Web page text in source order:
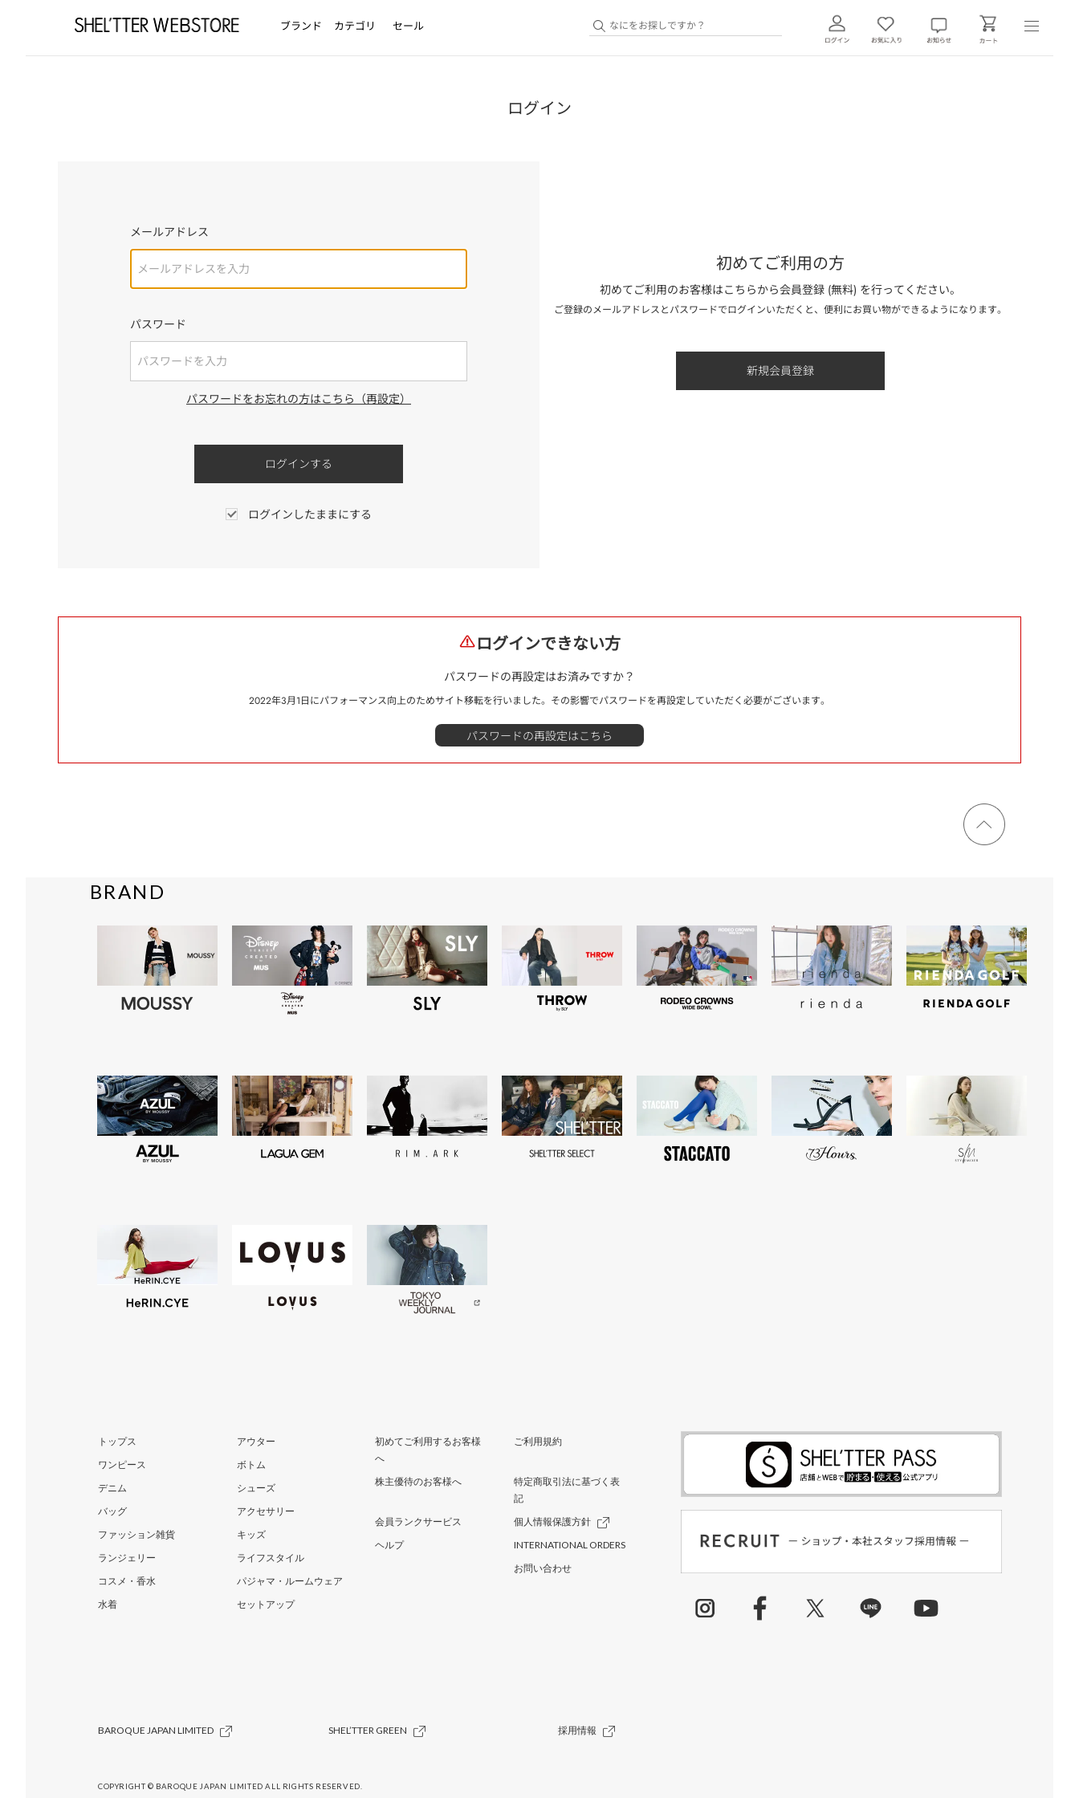
ブランド カテゴリ セール
ログイン
メールアドレス
パスワード
パスワードをお忘れの方はこちら（再設定）
ログインしたままにする
初めてご利用の方
初めてご利用のお客様はこちらから会員登録 (無料) を行ってください。
ご登録のメールアドレスとパスワードでログインいただくと、便利にお買い物ができるようになります。
ログインできない方
パスワードの再設定はお済みですか？
2022年3月1日にパフォーマンス向上のためサイト移転を行いました。その影響でパスワードを再設定していただく必要がございます。
ページ
トップ
BRAND
トップス
アウター
ワンピース
ボトム
デニム
シューズ
バッグ
アクセサリー
ファッション雑貨
キッズ
ランジェリー
ライフスタイル
コスメ・香水
パジャマ・ルームウェア
水着
セットアップ
初めてご利用するお客様
へ
ご利用規約
株主優待のお客様へ
特定商取引法に基づく表
記
会員ランクサービス
個人情報保護方針
ヘルプ
INTERNATIONAL ORDERS
お問い合わせ
BAROQUE JAPAN LIMITED SHEL’TTER GREEN 採用情報
COPYRIGHT © BAROQUE JAPAN LIMITED ALL RIGHTS RESERVED.